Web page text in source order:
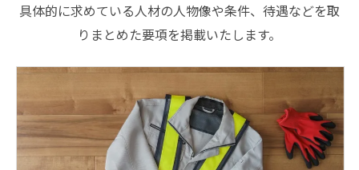
具体的に求めている人材の人物像や条件、待遇などを取
りまとめた要項を掲載いたします。